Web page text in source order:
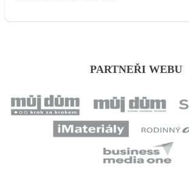
PARTNEŘI WEBU